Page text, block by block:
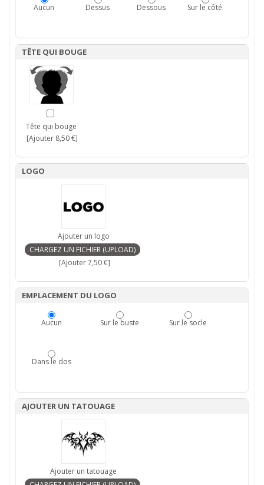
Aucun Dessus Dessous Sur le côté
TÊTE QUI BOUGE
Tête qui bouge
[Ajouter 8,50 €]
LOGO
Ajouter un logo
[Ajouter 7,50 €]
EMPLACEMENT DU LOGO
Aucun Sur le buste Sur le socle
Dans le dos
AJOUTER UN TATOUAGE
Ajouter un tatouage